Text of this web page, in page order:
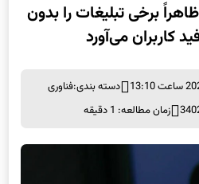
برخی تبلیغات را بدون
می‌آورد
دسته بندی:فناوری
زمان مطالعه: 1 دقیقه